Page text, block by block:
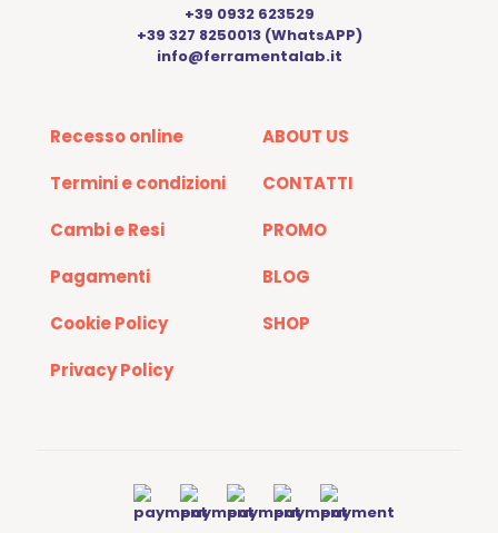
+39 0932 623529
+39 327 8250013 (WhatsAPP)
info@ferramentalab.it
Recesso online
Termini e condizioni
Cambi e Resi
Pagamenti
Cookie Policy
Privacy Policy
ABOUT US
CONTATTI
PROMO
BLOG
SHOP